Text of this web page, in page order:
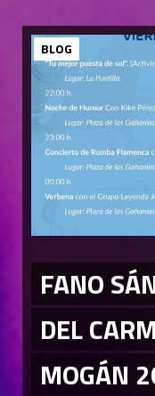
BLOG
FANO
DEL
MOGÁN